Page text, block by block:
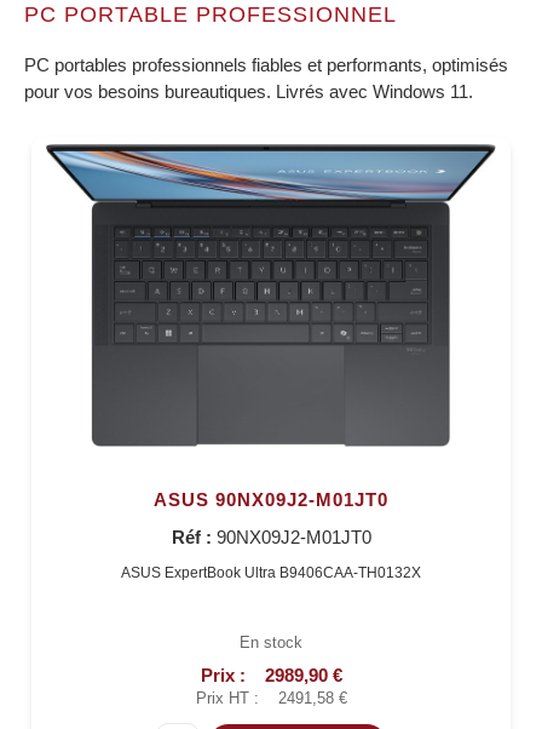
PC PORTABLE PROFESSIONNEL
PC portables professionnels fiables et performants, optimisés
pour vos besoins bureautiques. Livrés avec Windows 11.
ASUS 90NX09J2-M01JT0
Réf : 90NX09J2-M01JT0
ASUS ExpertBook Ultra B9406CAA-TH0132X
En stock
Prix : 2989,90 €
Prix HT : 2491,58 €